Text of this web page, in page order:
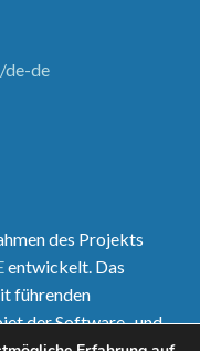
de
des Projekts
entwickelt. Das
führenden
der Software- und